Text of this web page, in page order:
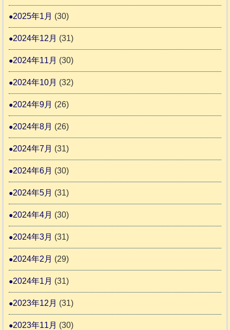
2025年1月 (30)
2024年12月 (31)
2024年11月 (30)
2024年10月 (32)
2024年9月 (26)
2024年8月 (26)
2024年7月 (31)
2024年6月 (30)
2024年5月 (31)
2024年4月 (30)
2024年3月 (31)
2024年2月 (29)
2024年1月 (31)
2023年12月 (31)
2023年11月 (30)